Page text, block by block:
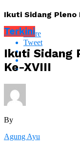
Ikuti Sidang Pleno
Share
Tweet
Terkini
Ikuti Sidang
Ke-XVIII
By
Agung Ayu